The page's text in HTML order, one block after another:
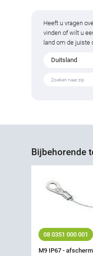
Heeft u vragen
vinden of wilt u
land om de juiste
Duitsland
Bijbehorende
08 0351 000 001
M9 IP67 -